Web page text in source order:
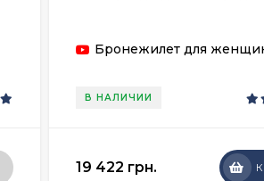
Бронежилет для
В НАЛИЧИИ
19 422 грн.